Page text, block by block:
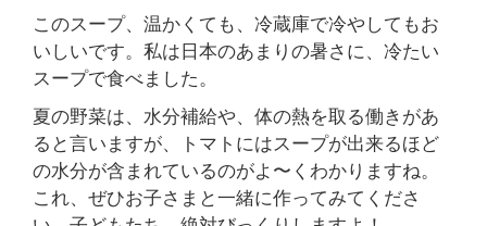
このスープ、温かくても、冷蔵庫で冷やしてもお
いしいです。私は日本のあまりの暑さに、冷たい
スープで食べました。
夏の野菜は、水分補給や、体の熱を取る働きがあ
ると言いますが、トマトにはスープが出来るほど
の水分が含まれているのがよ〜くわかりますね。
これ、ぜひお子さまと一緒に作ってみてくださ